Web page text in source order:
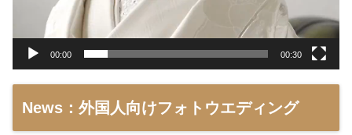
00:00 00:30
News：外国人向けフォトウエディング